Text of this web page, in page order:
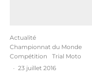
Actualité
Championnat du Monde
Compétition
Trial Moto
· 23 juillet 2016